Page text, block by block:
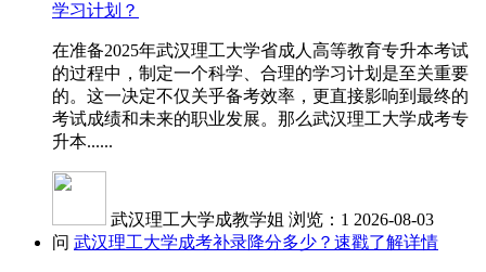
学习计划？
在准备2025年武汉理工大学省成人高等教育专升本考试
的过程中，制定一个科学、合理的学习计划是至关重要
的。这一决定不仅关乎备考效率，更直接影响到最终的
考试成绩和未来的职业发展。那么武汉理工大学成考专
升本......
武汉理工大学成教学姐 浏览：1 2026-08-03
问 武汉理工大学成考补录降分多少？速戳了解详情